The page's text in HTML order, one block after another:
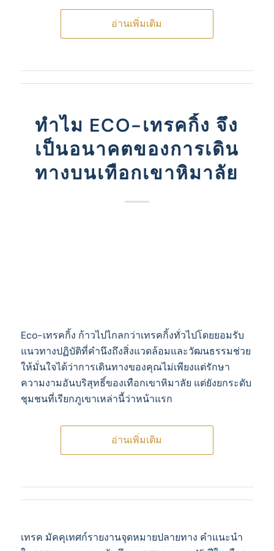
อ่านเพิ่มเติม
ทําไม ECO-เทรคกิ้ง จึง
เป็นอนาคตของการเดิน
ทางบนเทือกเขาหิมาลัย
Eco-เทรคกิ้ง ก้าวไปไกลกว่าเทรคกิ้งทั่วไปโดยยอมรับ
แนวทางปฏิบัติที่คํานึงถึงสิ่งแวดล้อมและวัฒนธรรมช่วย
ให้มั่นใจได้ว่าการเดินทางของคุณไม่เพียงแต่รักษา
ความงามอันบริสุทธิ์ของเทือกเขาหิมาลัย แต่ยังยกระดับ
ชุมชนที่เรียกภูเขาเหล่านี้ว่าหน้าแรก
อ่านเพิ่มเติม
เทรค มัคคุเทศก์รายงานจุดหมายปลายทาง คําแนะนํา